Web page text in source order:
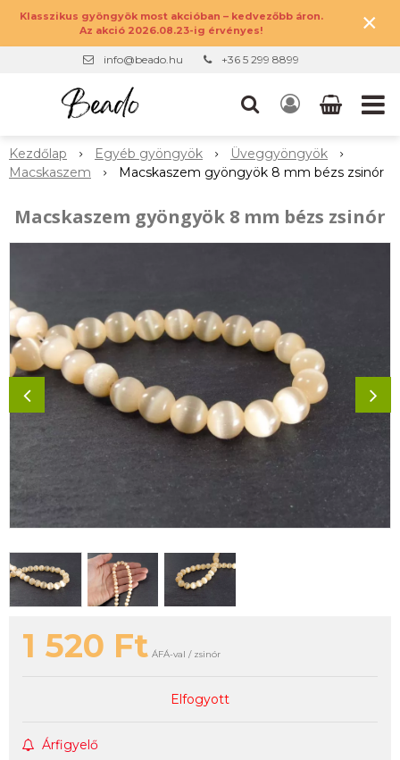
Klasszikus gyöngyök most akcióban – kedvezőbb áron.
Az akció 2026.08.23-ig érvényes!
×
info@beado.hu +36 5 299 8899
Kezdőlap Egyéb gyöngyök
Üveggyöngyök
Macskaszem
Macskaszem gyöngyök 8 mm bézs zsinór
Macskaszem gyöngyök 8 mm bézs zsinór
1 520 Ft ÁFÁ-val / zsinór
Elfogyott
Árfigyelő